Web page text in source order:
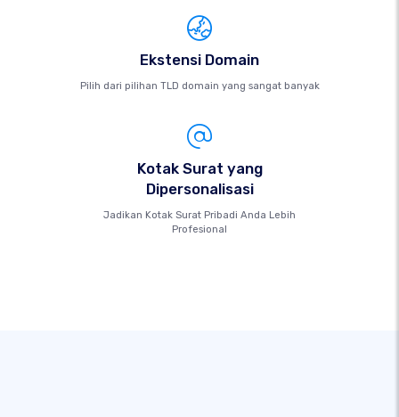
Ekstensi Domain
Pilih dari pilihan TLD domain yang sangat banyak
Kotak Surat yang
Dipersonalisasi
Jadikan Kotak Surat Pribadi Anda Lebih
Profesional